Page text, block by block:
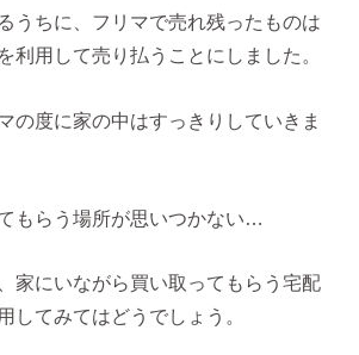
うちに、フリマで売れ残ったものは
利用して売り払うことにしました。
の度に家の中はすっきりしていきま
もらう場所が思いつかない…
家にいながら買い取ってもらう宅配
してみてはどうでしょう。